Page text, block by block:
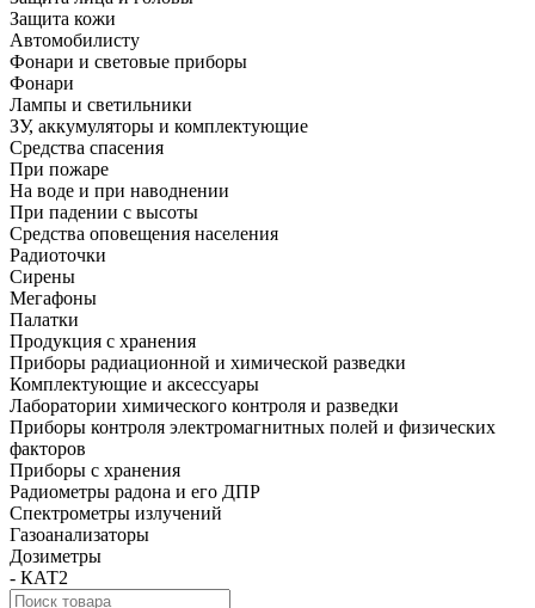
Защита кожи
Автомобилисту
Фонари и световые приборы
Фонари
Лампы и светильники
ЗУ, аккумуляторы и комплектующие
Средства спасения
При пожаре
На воде и при наводнении
При падении с высоты
Средства оповещения населения
Радиоточки
Сирены
Мегафоны
Палатки
Продукция с хранения
Приборы радиационной и химической разведки
Комплектующие и аксессуары
Лаборатории химического контроля и разведки
Приборы контроля электромагнитных полей и физических
факторов
Приборы с хранения
Радиометры радона и его ДПР
Спектрометры излучений
Газоанализаторы
Дозиметры
- КАТ2